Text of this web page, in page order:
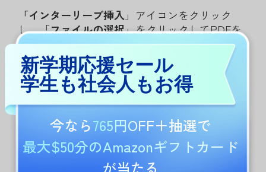
「インターリーブ挿入」アイコンをクリック
し、「ファイルの選択」をクリックしてPDFを
選択して開きます。そして、アップロードした
PDFをどのように挿入するかを選択します。
「奇数ページ」を選択すると、開いているPDF
の奇数ページとして挿入されます。「
偶数ペー
ジ」を選択すると、挿入されます。
新学期応援セール
学生も社会人もお得
今なら765円OFF＋抽選で
最大$50分のAmazonギフトカード
が当たる